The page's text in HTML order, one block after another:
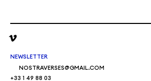
NEWSLETTER
NOSTRAVERSES@GMAIL.COM
+33 1 49 88 03